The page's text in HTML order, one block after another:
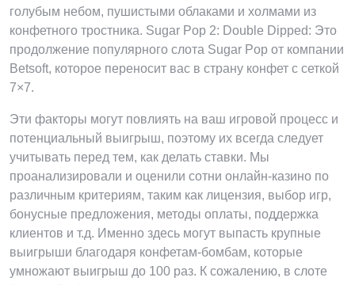
голубым небом, пушистыми облаками и холмами из
конфетного тростника. Sugar Pop 2: Double Dipped: Это
продолжение популярного слота Sugar Pop от компании
Betsoft, которое переносит вас в страну конфет с сеткой
7×7.
Эти факторы могут повлиять на ваш игровой процесс и
потенциальный выигрыш, поэтому их всегда следует
учитывать перед тем, как делать ставки. Мы
проанализировали и оценили сотни онлайн-казино по
различным критериям, таким как лицензия, выбор игр,
бонусные предложения, методы оплаты, поддержка
клиентов и т.д. Именно здесь могут выпасть крупные
выигрыши благодаря конфетам-бомбам, которые
умножают выигрыш до 100 раз. К сожалению, в слоте